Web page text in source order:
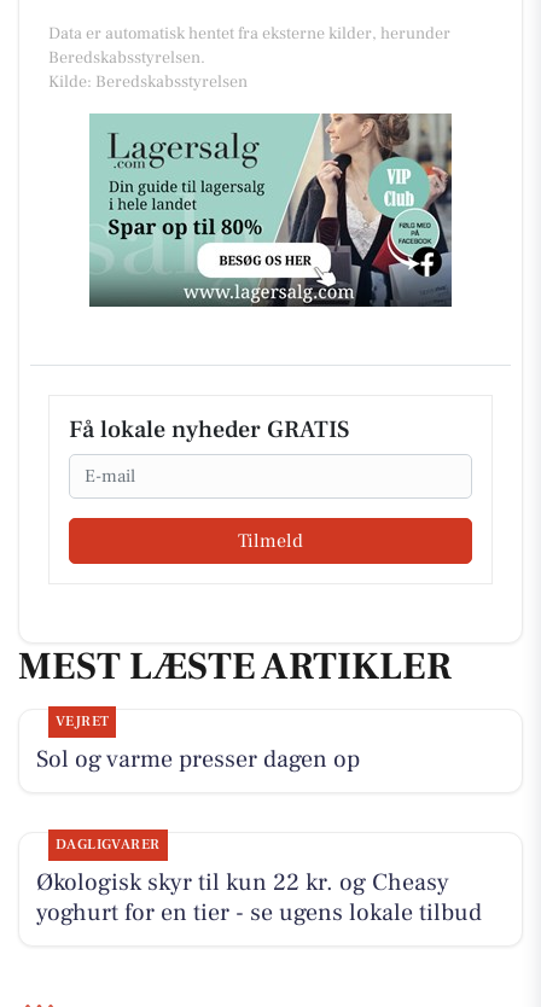
Data er automatisk hentet fra eksterne kilder, herunder
Beredskabsstyrelsen.
Kilde: Beredskabsstyrelsen
Få lokale nyheder GRATIS
Email
Tilmeld
MEST LÆSTE ARTIKLER
VEJRET
Sol og varme presser dagen op
DAGLIGVARER
Økologisk skyr til kun 22 kr. og Cheasy
yoghurt for en tier - se ugens lokale tilbud